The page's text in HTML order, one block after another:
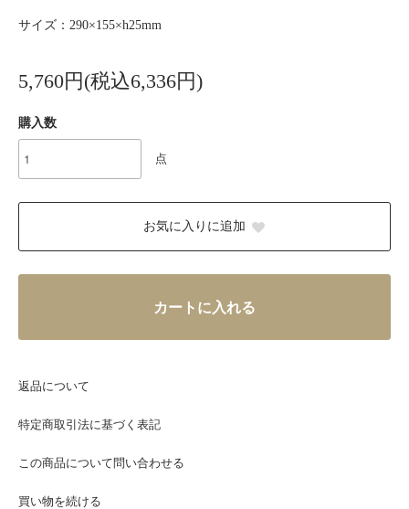
サイズ：290×155×h25mm
5,760円(税込6,336円)
購入数
点
お気に入りに追加
カートに入れる
返品について
特定商取引法に基づく表記
この商品について問い合わせる
買い物を続ける